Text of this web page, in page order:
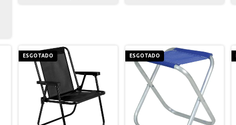
ESGOTADO ESGOTADO